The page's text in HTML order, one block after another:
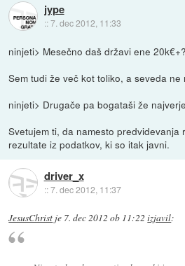
jype
::7. dec 2012, 11:33
ninjeti> Mesečno daš državi ene 20k€+?
Sem tudi že več kot toliko, a seveda ne
ninjeti> Drugače pa bogataši že
Svetujem ti, da namesto predvidevanja
rezultate iz podatkov, ki so itak javni.
driver_x
::7. dec 2012, 11:37
JesusChrist je 7. dec 2012 ob 11:22 izjavil: